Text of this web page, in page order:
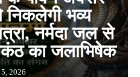
भव्य
नर्मदा जल से
का जलाभिषेक
2026